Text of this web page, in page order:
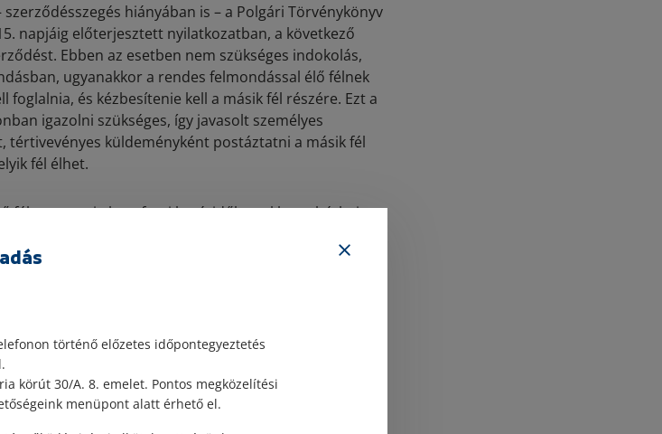
hiányában is – a Polgári Törvénykönyv
napjáig előterjesztett nyilatkozatban, a következő
Ebben az esetben nem szükséges indokolás,
ugyanakkor a rendes felmondással élő félnek
és kézbesítenie kell a másik fél részére. Ezt a
igazolni szükséges, így javasolt személyes
küldeményként postáztatni a másik fél
fél élhet.
fél nem tartja be a fenti határidőket, akkor a bérleti
miatt kerül felmondásra a bérleti szerződés. Ebben
amennyiben a bérlő
történő előzetes időpontegyeztetés
körút 30/A. 8. emelet. Pontos megközelítési
menüpont alatt érhető el.